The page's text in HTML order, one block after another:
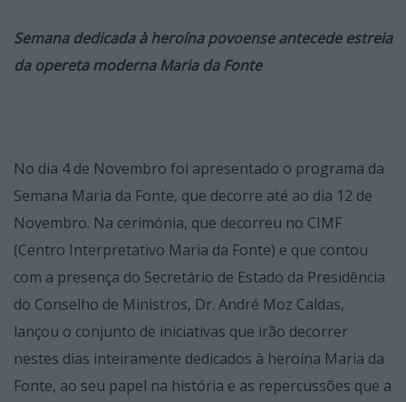
Semana dedicada à heroína povoense antecede estreia
da opereta moderna Maria da Fonte
No dia 4 de Novembro foi apresentado o programa da
Semana Maria da Fonte, que decorre até ao dia 12 de
Novembro. Na cerimónia, que decorreu no CIMF
(Centro Interpretativo Maria da Fonte) e que contou
com a presença do Secretário de Estado da Presidência
do Conselho de Ministros, Dr. André Moz Caldas,
lançou o conjunto de iniciativas que irão decorrer
nestes dias inteiramente dedicados à heroína Maria da
Fonte, ao seu papel na história e as repercussões que a